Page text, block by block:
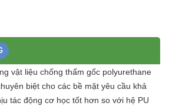
vật liệu chống thấm gốc polyurethane
biệt cho các bề mặt yêu cầu khả
tác động cơ học tốt hơn so với hệ PU